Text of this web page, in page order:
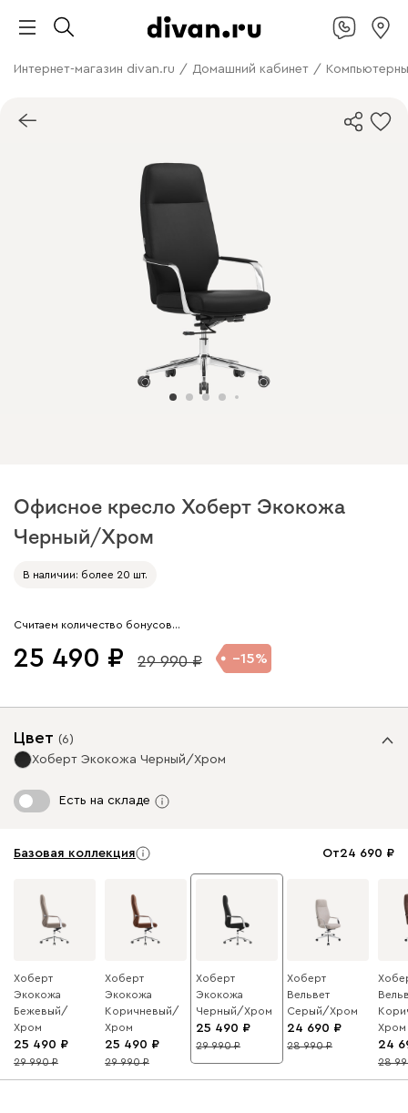
Интернет-магазин divan.ru / Домашний кабинет /
Офисное кресло Хоберт Экокожа
Черный/Хром
Арт. 304648
В наличии: более 20 шт.
Считаем количество бонусов…
25 490 29 990 15
Цвет (6)
Хоберт Экокожа Черный/Хром
Есть на складе
Базовая коллекция От24 690
Хоберт
Экокожа
Бежевый/
Хром
25 490
15
29 990
Хоберт
Экокожа
Коричневый/
Хром
25 490
15
29 990
Хоберт
Экокожа
Черный/Хром
25 490
15
29 990
Хоберт
Вельвет
Серый/Хром
24 690
15
28 990
Хром
24
15
28